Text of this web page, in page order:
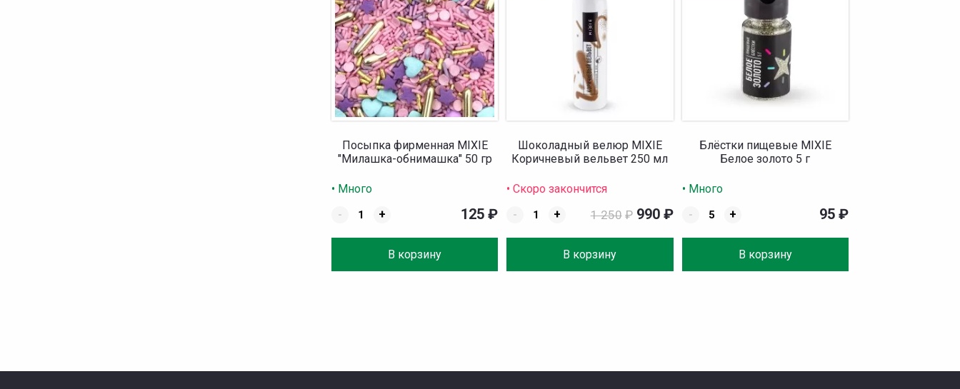
Посыпка фирменная MIXIE
"Милашка-обнимашка" 50 гр
• Много
-
+
В корзину
125₽
Шоколадный велюр MIXIE
Коричневый вельвет 250 мл
• Скоро закончится
-
+
В корзину
1 250 ₽ 990 ₽
Блёстки пищевые MIXIE
Белое золото 5 г
• Много
-
+
В корзину
95 ₽